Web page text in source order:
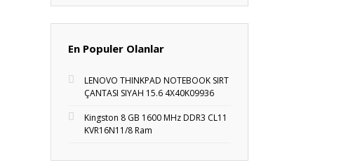
En Populer Olanlar
LENOVO THINKPAD NOTEBOOK SIRT
ÇANTASI SIYAH 15.6 4X40K09936
Kingston 8 GB 1600 MHz DDR3 CL11
KVR16N11/8 Ram